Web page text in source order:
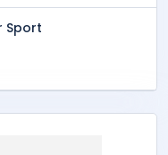
Sport